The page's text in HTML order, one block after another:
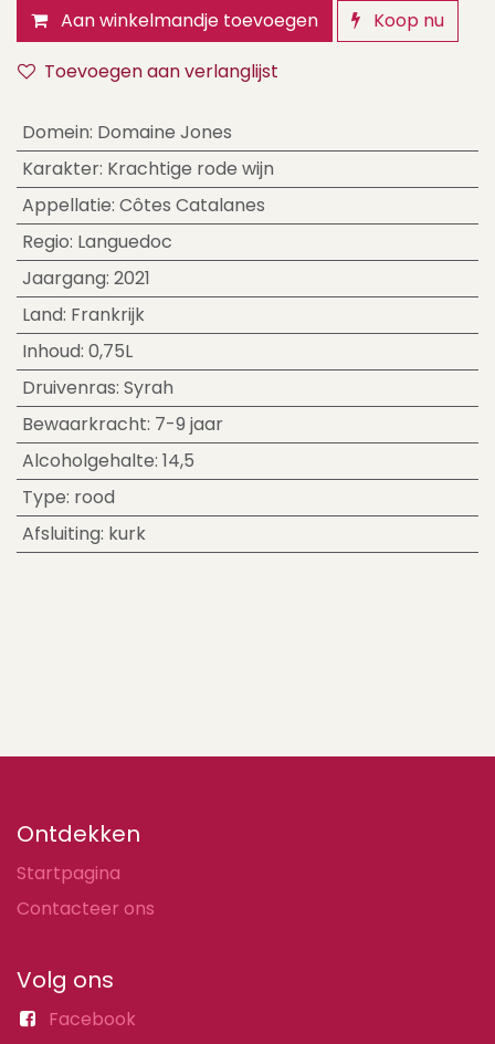
Aan winkelmandje toevoegen
Koop nu
Toevoegen aan verlanglijst
Domein: Domaine Jones
Karakter: Krachtige rode wijn
Appellatie: Côtes Catalanes
Regio: Languedoc
Jaargang: 2021
Land: Frankrijk
Inhoud: 0,75L
Druivenras: Syrah
Bewaarkracht: 7-9 jaar
Alcoholgehalte: 14,5
Type: rood
Afsluiting: kurk
Ontdekken
Startpagina
Contacteer ons
Volg ons
Facebook